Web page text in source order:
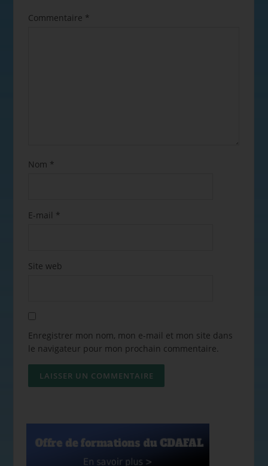
Commentaire *
Nom *
E-mail *
Site web
Enregistrer mon nom, mon e-mail et mon site dans
le navigateur pour mon prochain commentaire.